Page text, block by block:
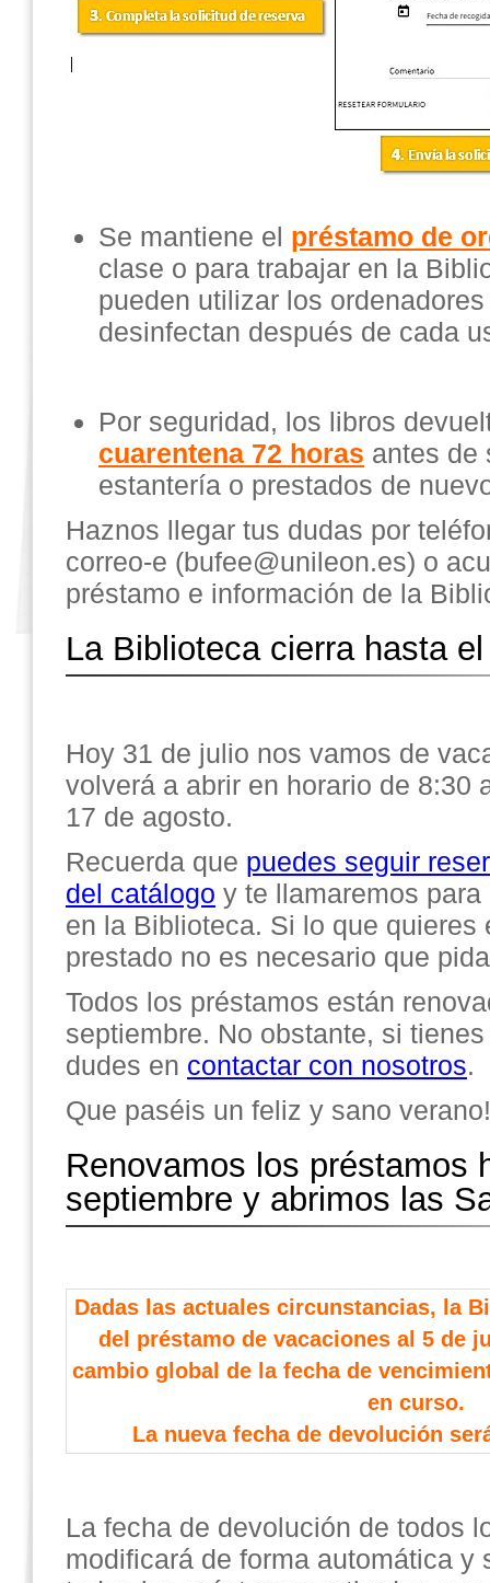
Se mantiene el préstamo de
clase o para trabajar en la
pueden utilizar los
desinfectan después de cada
Por seguridad, los libros
cuarentena 72 horas antes de
estantería o prestados de
Haznos llegar tus dudas por
correo-e (bufee@unileon.es) o
préstamo e información de la
La Biblioteca cierra hasta
Hoy 31 de julio nos vamos de
volverá a abrir en horario de 8:30
17 de agosto.
Recuerda que puedes seguir
del catálogo y te llamaremos
en la Biblioteca. Si lo que quieres
prestado no es necesario que
Todos los préstamos están
septiembre. No obstante, si
dudes en contactar con nosotros.
Que paséis un feliz y sano verano!
Renovamos los préstamos
septiembre y abrimos las
Dadas las actuales circunstancias, la
del préstamo de vacaciones al 5 de
cambio global de la fecha de
en curso.
La nueva fecha de devolución
La fecha de devolución de todos
modificará de forma automática y